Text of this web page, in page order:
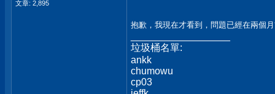
文章: 2,895
抱歉，我現在才看到，問題已經在兩個月
垃圾桶名單:
ankk
chumowu
cp03